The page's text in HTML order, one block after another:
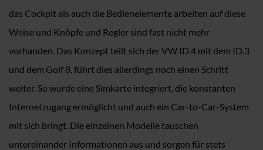
das Cockpit als auch die Bedienelemente arbeiten auf diese
Weise und Knöpfe und Regler sind fast nicht mehr
vorhanden. Das Konzept teilt sich der VW ID.4 mit dem ID.3
und dem Golf 8, führt dies allerdings noch einen Schritt
weiter. So wurde eine Simkarte integriert, die konstanten
Internetzugang ermöglicht und auch ein Car-to-Car-System
mit sich bringt. Die einzelnen Modelle tauschen
untereinander Informationen aus und sorgen für stets